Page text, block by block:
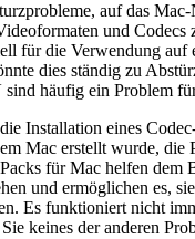
auf das Mac-
und Codecs
für die Verwendung auf
dies ständig zu
häufig ein Problem
Installation eines
Mac erstellt wurde, die
für Mac helfen dem
und ermöglichen es,
Es funktioniert nicht
keines der anderen